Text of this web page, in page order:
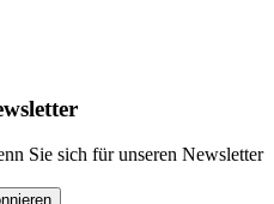
Sie sich für unseren Newsletter